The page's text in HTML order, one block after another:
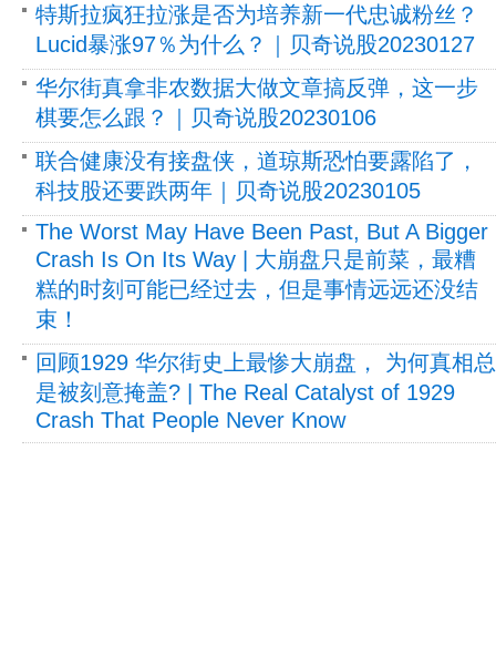
特斯拉疯狂拉涨是否为培养新一代忠诚粉丝？
Lucid暴涨97％为什么？｜贝奇说股20230127
华尔街真拿非农数据大做文章搞反弹，这一步
棋要怎么跟？｜贝奇说股20230106
联合健康没有接盘侠，道琼斯恐怕要露陷了，
科技股还要跌两年｜贝奇说股20230105
The Worst May Have Been Past, But A Bigger
Crash Is On Its Way | 大崩盘只是前菜，最糟
糕的时刻可能已经过去，但是事情远远还没结
束！
回顾1929 华尔街史上最惨大崩盘， 为何真相总
是被刻意掩盖? | The Real Catalyst of 1929
Crash That People Never Know